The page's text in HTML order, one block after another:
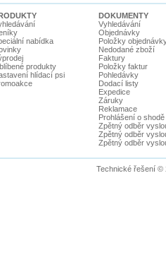
nabídka
produkty
hlídací psi
DOKUMENTY
Vyhledávání
Objednávky
Položky
Nedodané zboží
Faktury
Položky faktur
Pohledávky
Dodací listy
Expedice
Záruky
Reklamace
Prohlášení o shodě
Zpětný odběr
Zpětný odběr
Zpětný odběr
Technické řešení ©